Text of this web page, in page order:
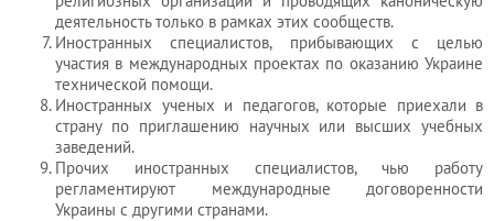
деятельность только в рамках этих сообществ.
Иностранных специалистов, прибывающих с целью
участия в международных проектах по оказанию Украине
технической помощи.
Иностранных ученых и педагогов, которые приехали в
страну по приглашению научных или высших учебных
заведений.
Прочих иностранных специалистов, чью работу
регламентируют международные договоренности
Украины с другими странами.